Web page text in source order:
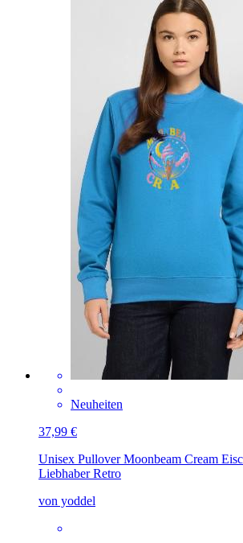
Neuheiten
37,99 €
Unisex PulloverMoonbeam Cream
Liebhaber Retro
von yoddel